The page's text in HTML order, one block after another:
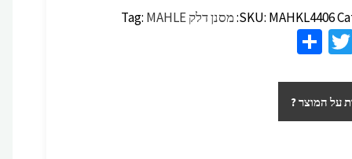
SKU: MAHKL4406 מסנן דלק Tag: MAHLE
T
tt
er
ar
eעל המוצר ?